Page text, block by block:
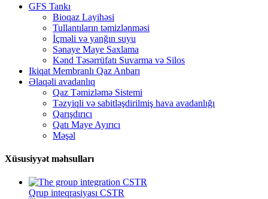
GFS Tankı
Bioqaz Layihəsi
Tullantıların təmizlənməsi
İçməli və yanğın suyu
Sənaye Maye Saxlama
Kənd Təsərrüfatı Suvarma və Silos
Ikiqat Membranlı Qaz Anbarı
Əlaqəli avadanlıq
Qaz Təmizləmə Sistemi
Təzyiqli və sabitləşdirilmiş hava avadanlığı
Qarışdırıcı
Qatı Maye Ayırıcı
Məşəl
Xüsusiyyət məhsulları
Qrup inteqrasiyası CSTR